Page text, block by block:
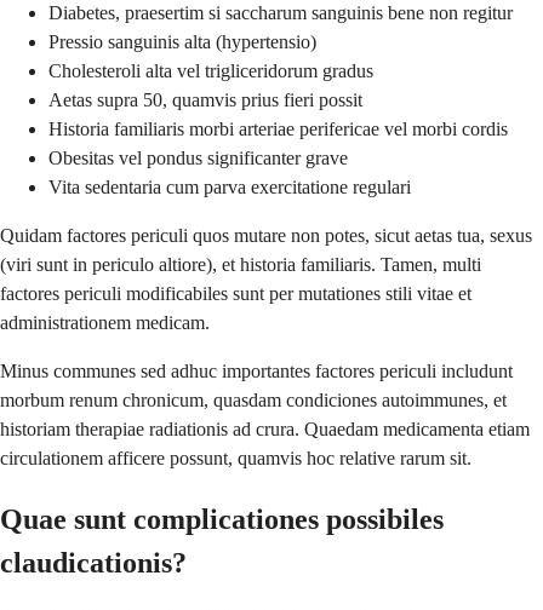
Diabetes, praesertim si saccharum sanguinis bene non regitur
Pressio sanguinis alta (hypertensio)
Cholesteroli alta vel trigliceridorum gradus
Aetas supra 50, quamvis prius fieri possit
Historia familiaris morbi arteriae perifericae vel morbi cordis
Obesitas vel pondus significanter grave
Vita sedentaria cum parva exercitatione regulari
Quidam factores periculi quos mutare non potes, sicut aetas tua, sexus
(viri sunt in periculo altiore), et historia familiaris. Tamen, multi
factores periculi modificabiles sunt per mutationes stili vitae et
administrationem medicam.
Minus communes sed adhuc importantes factores periculi includunt
morbum renum chronicum, quasdam condiciones autoimmunes, et
historiam therapiae radiationis ad crura. Quaedam medicamenta etiam
circulationem afficere possunt, quamvis hoc relative rarum sit.
Quae sunt complicationes possibiles
claudicationis?